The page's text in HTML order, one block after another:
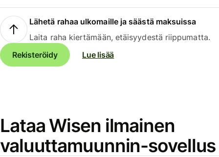
Lähetä rahaa ulkomaille ja säästä maksuissa
Laita raha kiertämään, etäisyydestä riippumatta.
Rekisteröidy
Lue lisää
Lataa Wisen ilmainen
valuuttamuunnin-sovellus